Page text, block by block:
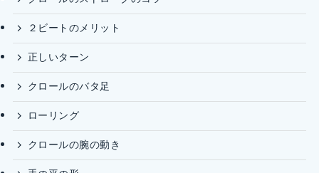
２ビートのメリット
正しいターン
クロールのバタ足
ローリング
クロールの腕の動き